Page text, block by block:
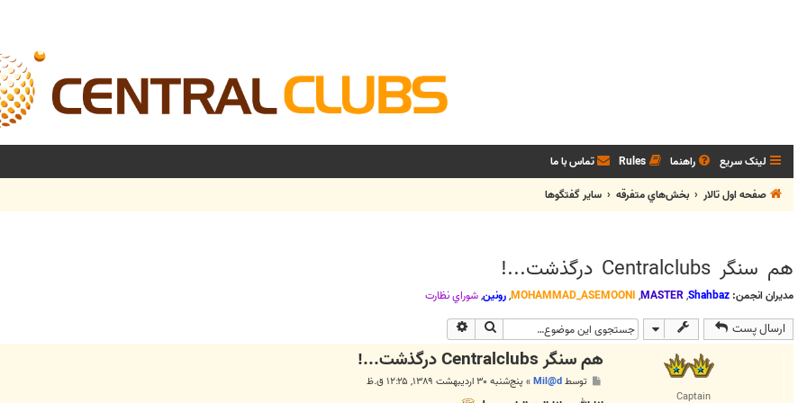
لینک سریع راهنما Rules تماس با ما
صفحه اول تالار
بخش‌‌هاي متفرقه ساير گفتگوها
هم سنگر Centralclubs درگذشت...!
مدیران انجمن: Shahbaz
,
MASTER
,
MOHAMMAD_ASEMOONI
,رونین,شوراي نظارت
ارسال پست جستجو
Captain
هم سنگر Centralclubs درگذشت...!
توسطMil@d
» پنج‌شنبه ۳۰ اردیبهشت ۱۳۸۹, ۱۲:۲۵ ق.ظ